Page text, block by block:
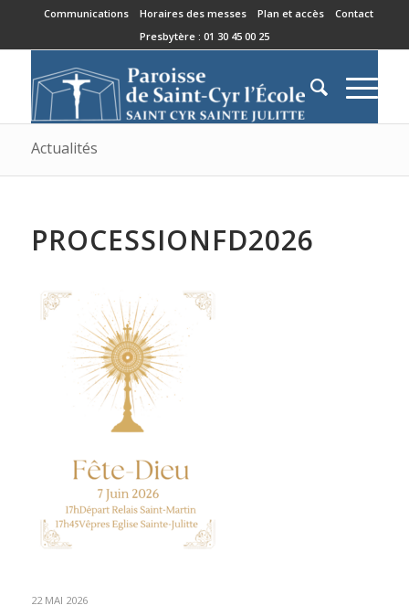
Communications Horaires des messes Plan et accès
Contact
Presbytère : 01 30 45 00 25
Actualités
PROCESSIONFD2026
22 MAI 2026